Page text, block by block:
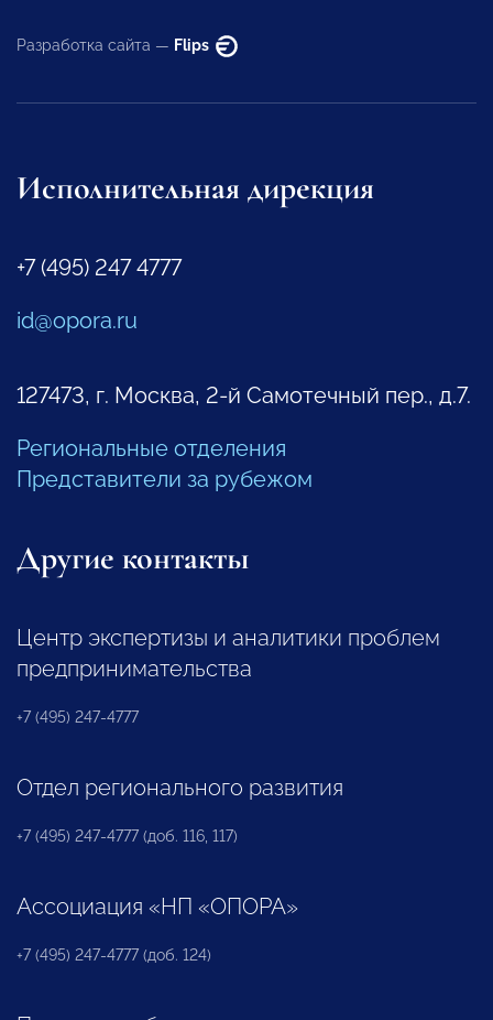
Разработка сайта — Flips
Исполнительная дирекция
+7 (495) 247 4777
id@opora.ru
127473, г. Москва, 2-й Самотечный пер., д.7.
Региональные отделения
Представители за рубежом
Другие контакты
Центр экспертизы и аналитики проблем
предпринимательства
+7 (495) 247-4777
Отдел регионального развития
+7 (495) 247-4777 (доб. 116, 117)
Ассоциация «НП «ОПОРА»
+7 (495) 247-4777 (доб. 124)